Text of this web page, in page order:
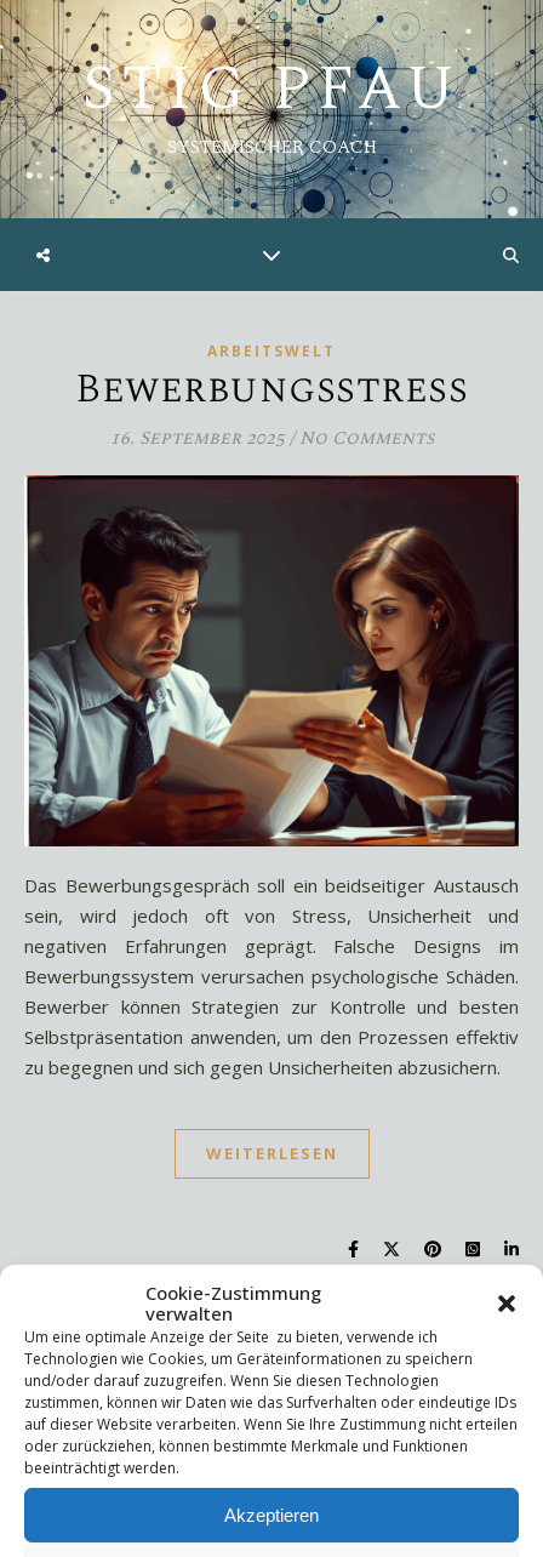
Cookie-Zustimmung
verwalten
Um eine optimale Anzeige der Seite zu bieten, verwende ich
Technologien wie Cookies, um Geräteinformationen zu speichern
und/oder darauf zuzugreifen. Wenn Sie diesen Technologien
zustimmen, können wir Daten wie das Surfverhalten oder eindeutige IDs
auf dieser Website verarbeiten. Wenn Sie Ihre Zustimmung nicht erteilen
oder zurückziehen, können bestimmte Merkmale und Funktionen
beeinträchtigt werden.
Akzeptieren
STIG PFAU
SYSTEMISCHER COACH
ARBEITSWELT
Bewerbungsstress
16. September 2025/ No Comments
Das Bewerbungsgespräch soll ein beidseitiger Austausch
sein, wird jedoch oft von Stress, Unsicherheit und
negativen Erfahrungen geprägt. Falsche Designs im
Bewerbungssystem verursachen psychologische Schäden.
Bewerber können Strategien zur Kontrolle und besten
Selbstpräsentation anwenden, um den Prozessen effektiv
zu begegnen und sich gegen Unsicherheiten abzusichern.
WEITERLESEN
Suchen
Suchen
Letzte Beiträge
Die Mentale Sicherheitsarchitektur
Trigger und Glimmer